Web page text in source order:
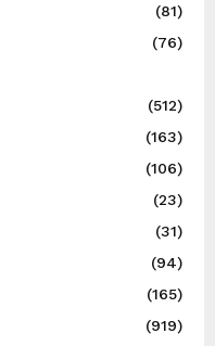
(81)
(76)
(512)
(163)
(106)
(23)
(31)
(94)
(165)
(919)